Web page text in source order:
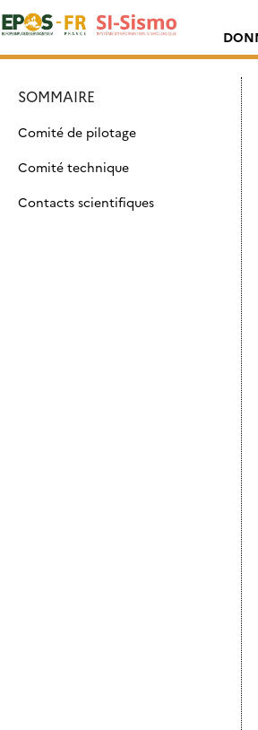
to
SOMMAIRE
Comité de pilotage
Comité technique
Contacts scientifiques
Rechercher :